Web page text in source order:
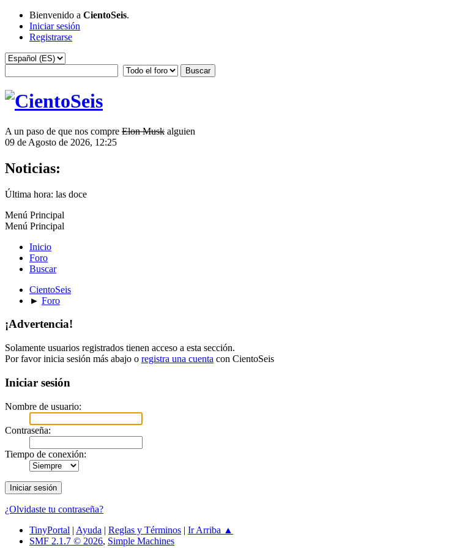
Bienvenido a CientoSeis.
Iniciar sesión
Registrarse
A un paso de que nos compre Elon Musk alguien
09 de Agosto de 2026, 12:25
Noticias:
Última hora: las doce
Menú Principal
Menú Principal
Inicio
Foro
Buscar
CientoSeis
► Foro
¡Advertencia!
Solamente usuarios registrados tienen acceso a esta sección.
Por favor inicia sesión más abajo o registra una cuenta con CientoSeis
Iniciar sesión
Nombre de usuario:
Contraseña:
Tiempo de conexión:
¿Olvidaste tu contraseña?
TinyPortal | Ayuda | Reglas y Términos | Ir Arriba ▲
SMF 2.1.7 © 2026, Simple Machines